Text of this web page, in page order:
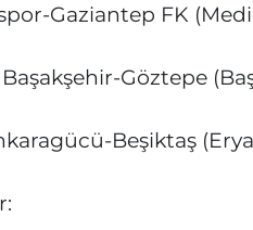
Gaziantep FK
Göztepe
Beşiktaş